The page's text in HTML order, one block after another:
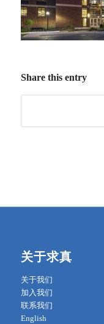
Share this entry
关于求真
关于我们
加入我们
联系我们
English